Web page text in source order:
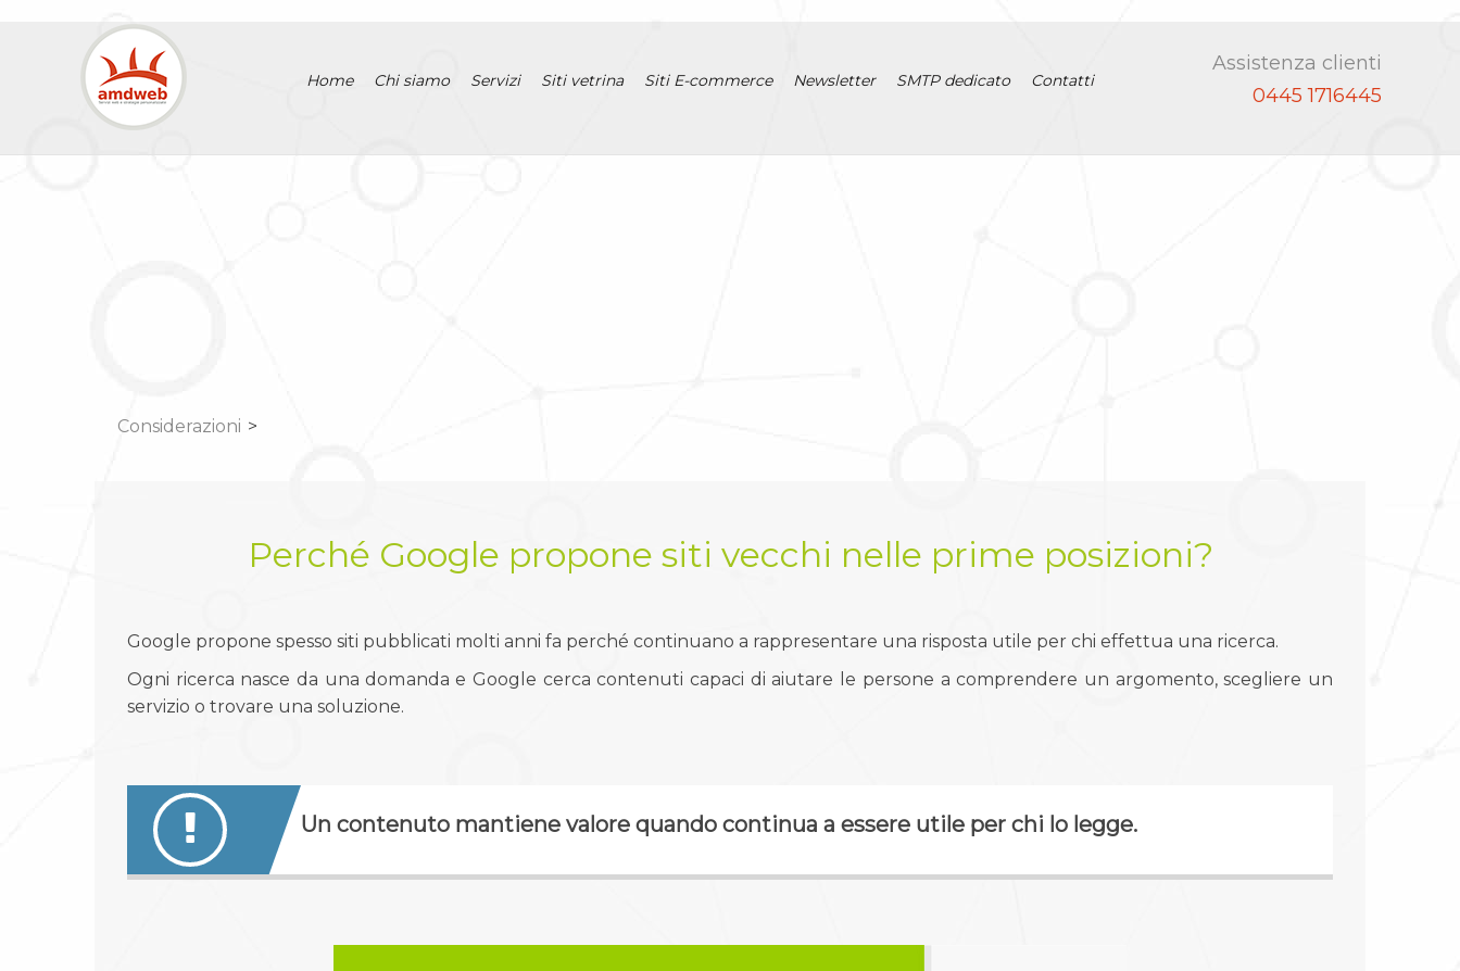
Home Chi siamo Servizi Siti vetrina Siti E-commerce Newsletter SMTP dedicato Contatti
Assistenza clienti
0445 1716445
Considerazioni >
Perché Google propone siti vecchi nelle prime posizioni?
Google propone spesso siti pubblicati molti anni fa perché continuano a rappresentare una risposta utile per chi effettua una ricerca.
Ogni ricerca nasce da una domanda e Google cerca contenuti capaci di aiutare le persone a comprendere un argomento, scegliere un
servizio o trovare una soluzione.
Un contenuto mantiene valore quando continua a essere utile per chi lo legge.